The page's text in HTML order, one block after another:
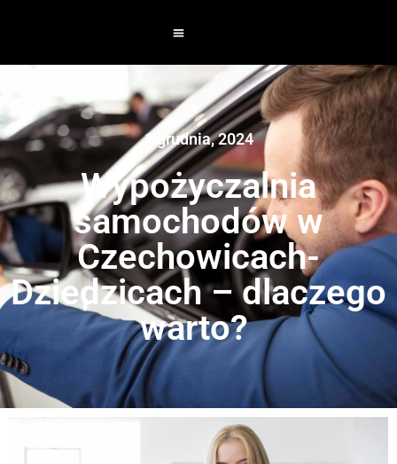
1 grudnia, 2024
Wypożyczalnia
samochodów w
Czechowicach-
Dziedzicach – dlaczego
warto?